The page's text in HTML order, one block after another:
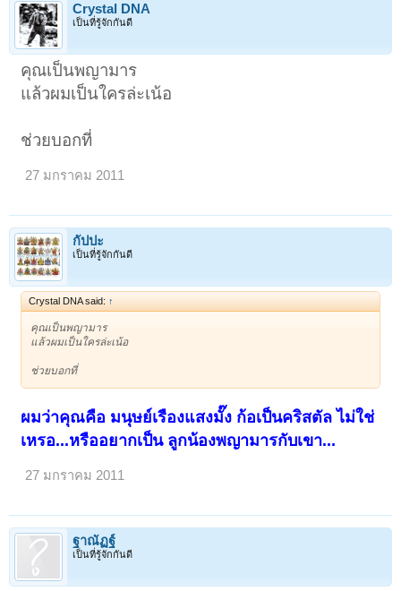
Crystal DNA
เป็นที่รู้จักกันดี
คุณเป็นพญามาร
แล้วผมเป็นใครล่ะเน้อ
ช่วยบอกที่
27 มกราคม 2011
กัปปะ
เป็นที่รู้จักกันดี
Crystal DNA said: ↑
คุณเป็นพญามาร
แล้วผมเป็นใครล่ะเน้อ
ช่วยบอกที่
ผมว่าคุณคือ มนุษย์เรืองแสงมั๊ง ก้อเป็นคริสตัล ไม่ใช่
เหรอ...หรืออยากเป็น ลูกน้องพญามารกับเขา...
27 มกราคม 2011
ฐาณัฏฐ์
เป็นที่รู้จักกันดี